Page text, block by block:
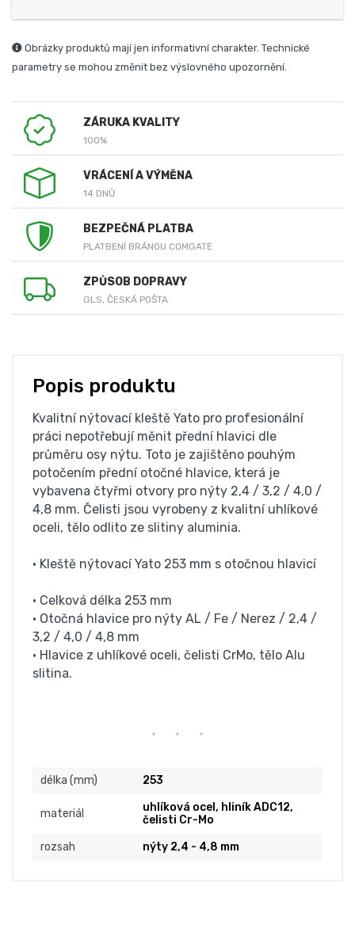
Obrázky produktů mají jen informativní charakter. Technické
parametry se mohou změnit bez výslovného upozornění.
ZÁRUKA KVALITY
100%
VRÁCENÍ A VÝMĚNA
14 DNŮ
BEZPEČNÁ PLATBA
PLATBENÍ BRÁNOU COMGATE
ZPŮSOB DOPRAVY
GLS, ČESKÁ POŠTA
Popis produktu
Kvalitní nýtovací kleště Yato pro profesionální
práci nepotřebují měnit přední hlavici dle
průměru osy nýtu. Toto je zajištěno pouhým
potočením přední otočné hlavice, která je
vybavena čtyřmi otvory pro nýty 2,4 / 3,2 / 4,0 /
4,8 mm. Čelisti jsou vyrobeny z kvalitní uhlíkové
oceli, tělo odlito ze slitiny aluminia.
• Kleště nýtovací Yato 253 mm s otočnou hlavicí
• Celková délka 253 mm
• Otočná hlavice pro nýty AL / Fe / Nerez / 2,4 /
3,2 / 4,0 / 4,8 mm
• Hlavice z uhlíkové oceli, čelisti CrMo, tělo Alu
slitina.
délka (mm) 253
materiál
uhlíková ocel, hliník ADC12,
čelisti Cr-Mo
rozsah
nýty 2,4 - 4,8 mm